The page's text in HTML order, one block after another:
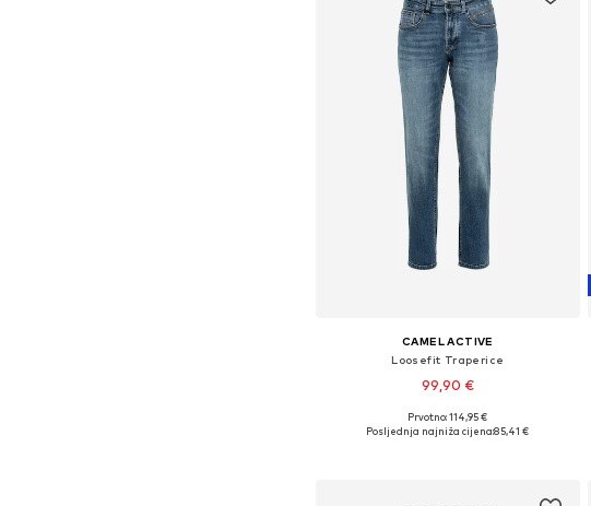
CAMEL ACTIVE
Loosefit Traperice
99,90 €
Dostupno u više veličina
Prvotno: 114,95 €
Posljednja najniža cijena:85,41 €